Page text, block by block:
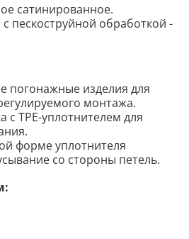
сатинированное.
пескоструйной обработкой -
погонажные изделия для
монтажа.
с TPE-уплотнителем для
форме уплотнителя
со стороны петель.